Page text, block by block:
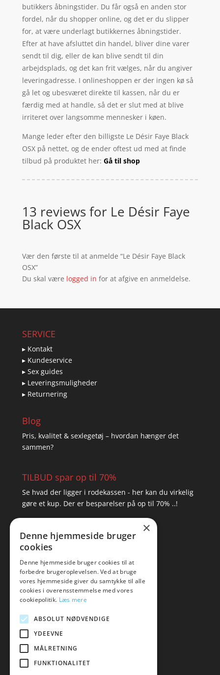
butikkers åbningstider. Du får også en anden stor
fordel, når du shopper online, og det er du slipper
for, at være underlagt butikkernes åbningstider.
Efter at have afsluttet din handel, bliver dine varer
sendt til dig, eller de kan blive sendt til din
arbejdsplads, og det kan frit vælges, når du angiver
leveringadresse. I onlineshoppen er der ingen kø så
gå let og ubesværet direkte til kassen, når du er
færdig med at handle, så det er slut med at blive
irriteret over langsomme mennesker i køen.
Mange leder efter den billigste Le Désir Faye Black
OSX på nettet, og de ender oftest ud med at finde
tilbud på produktet her: Gå til shop
13 reviews for Le Désir Faye
Black OSX
Vær den første til at anmelde “Le Désir Faye Black
OSX”
Du skal være logged in for at afgive en anmeldelse.
SERVICE
▸ Kontakt
▸ Kundeservice
▸ Sex guides
▸ Leveringsmuligheder
▸ Returnering
Blog
Pris, kvalitet & sexlegetøj – hvordan hænger det
sammen?
TILBUD spar op til 70%
Se hvad der ligger i rodekassen - her kan du virkelig
gøre et kup. Der er besparelser på op til 70% ..!
Tlf: 7876 8672
Mail: hej@amare.dk
×
Denne hjemmeside bruger
cookies
Denne hjemmeside bruger cookies til at
forbedre brugeroplevelsen. Ved at bruge
vores hjemmeside giver du samtykke til alle
cookies i overensstemmelse med vores
cookiepolitik. Læs mere
ABSOLUT NØDVENDIGE
YDEEVNE
MÅLRETNING
FUNKTIONALITET